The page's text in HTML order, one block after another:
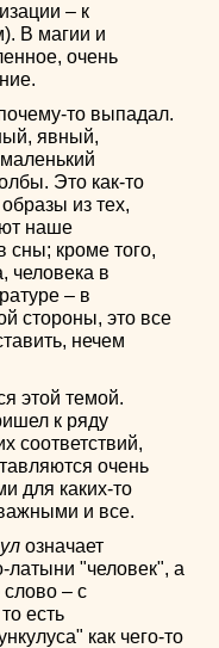
– к
В магии и
очень
то выпадал.
явный,
Это как-то
из тех,
наше
сны; кроме того,
человека в
– в
стороны, это все
нечем
этой темой.
к ряду
соответствий,
очень
для каких-то
и все.
означает
латыни "человек", а
слово – с
есть
как чего-то